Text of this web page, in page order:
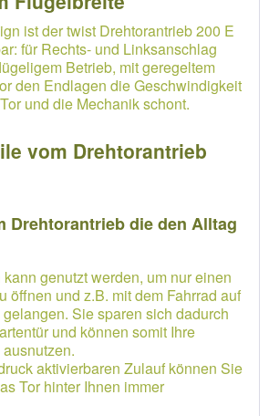
ist der twist Drehtorantrieb 200 E
für Rechts- und Linksanschlag
Betrieb, mit geregeltem
den Endlagen die Geschwindigkeit
und die Mechanik schont.
vom Drehtorantrieb
Drehtorantrieb die den Alltag
genutzt werden, um nur einen
öffnen und z.B. mit dem Fahrrad auf
Sie sparen sich dadurch
und können somit Ihre
aktivierbaren Zulauf können Sie
Tor hinter Ihnen immer